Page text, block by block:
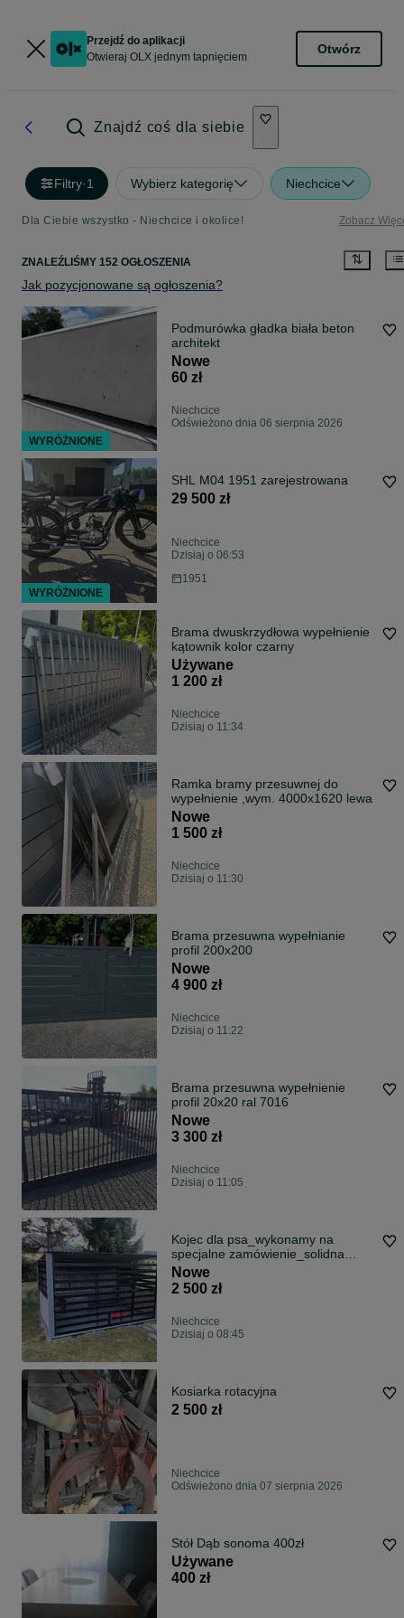
Przejdź do aplikacji
Otwieraj OLX jednym tapnięciem
Otwórz
Znajdź coś dla siebie
Filtry·1 Wybierz kategorię Niechcice
Dla Ciebie wszystko - Niechcice i okolice! Zobacz
ZNALEŹLIŚMY 152 OGŁOSZENIA
Jak pozycjonowane są ogłoszenia?
Podmurówka gładka biała beton
architekt
Nowe
60 zł
Niechcice
Odświeżono dnia 06 sierpnia 2026
SHL M04 1951 zarejestrowana
29 500 zł
Niechcice
Dzisiaj o 06:53
1951
Brama dwuskrzydłowa wypełnienie
kątownik kolor czarny
Używane
1 200 zł
Niechcice
Dzisiaj o 11:34
Ramka bramy przesuwnej do
wypełnienie ,wym. 4000x1620 lewa
Nowe
1 500 zł
Niechcice
Dzisiaj o 11:30
Brama przesuwna wypełnianie
profil 200x200
Nowe
4 900 zł
Niechcice
Dzisiaj o 11:22
Brama przesuwna wypełnienie
profil 20x20 ral 7016
Nowe
3 300 zł
Niechcice
Dzisiaj o 11:05
Kojec dla psa_wykonamy na
specjalne zamówienie_solidna
jakość!
Nowe
2 500 zł
Niechcice
Dzisiaj o 08:45
Kosiarka rotacyjna
2 500 zł
Niechcice
Odświeżono dnia 07 sierpnia 2026
Stół Dąb sonoma 400zł
Używane
400 zł
WYRÓŻNIONE
WYRÓŻNIONE